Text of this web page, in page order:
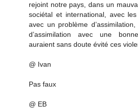
rejoint notre pays, dans un
sociétal et international, avec
avec un problème
d’assimilation avec une
auraient sans doute évité ces
@ Ivan
Pas faux
@ EB